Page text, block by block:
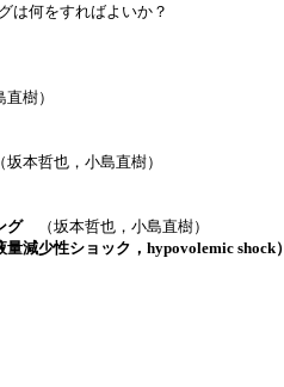
何をすればよいか？
樹）
本哲也，小島直樹）
グ（坂本哲也，小島直樹）
減少性ショック，hypovolemic shock）